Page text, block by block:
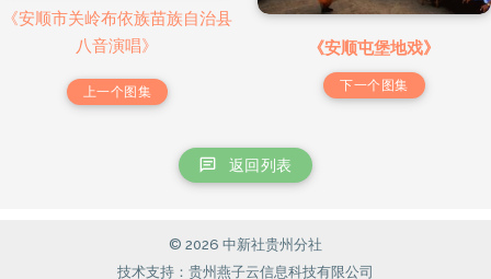
《安顺市关岭布依族苗族自治县
八音演唱》
上一个图集
《安顺屯堡地戏》
下一个图集
返回列表
© 2026 中新社贵州分社
技术支持：贵州燕子云信息科技有限公司